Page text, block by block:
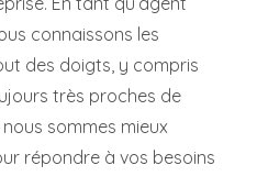
connaissons les
des doigts, y compris
très proches de
sommes mieux
répondre à vos besoins